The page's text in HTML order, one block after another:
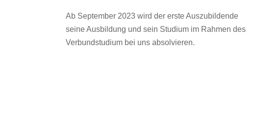
Ab September 2023 wird der erste Auszubildende
seine Ausbildung und sein Studium im Rahmen des
Verbundstudium bei uns absolvieren.